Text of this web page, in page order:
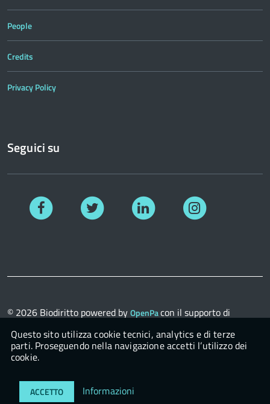
People
Credits
Privacy Policy
Seguici su
Facebook Linkedin
© 2026 Biodiritto powered byOpenPacon il supporto di
Questo sito utilizza cookie tecnici, analytics e di terze
parti. Proseguendo nella navigazione accetti l’utilizzo dei
cookie.
ACCETTO Informazioni